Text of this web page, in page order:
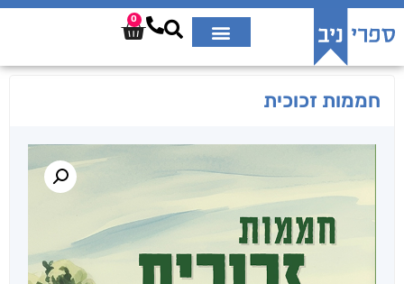
0
חממות זכוכית